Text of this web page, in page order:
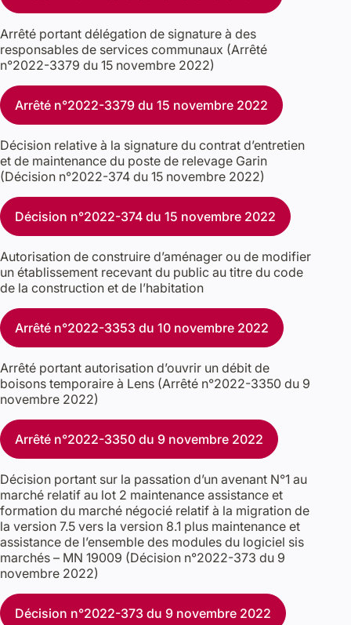
Arrêté portant délégation de signature à des
responsables de services communaux (Arrêté
n°2022-3379 du 15 novembre 2022)
Arrêté n°2022-3379 du 15 novembre 2022
Décision relative à la signature du contrat d’entretien
et de maintenance du poste de relevage Garin
(Décision n°2022-374 du 15 novembre 2022)
Décision n°2022-374 du 15 novembre 2022
Autorisation de construire d’aménager ou de modifier
un établissement recevant du public au titre du code
de la construction et de l’habitation
Arrêté n°2022-3353 du 10 novembre 2022
Arrêté portant autorisation d’ouvrir un débit de
boisons temporaire à Lens (Arrêté n°2022-3350 du 9
novembre 2022)
Arrêté n°2022-3350 du 9 novembre 2022
Décision portant sur la passation d’un avenant N°1 au
marché relatif au lot 2 maintenance assistance et
formation du marché négocié relatif à la migration de
la version 7.5 vers la version 8.1 plus maintenance et
assistance de l’ensemble des modules du logiciel sis
marchés – MN 19009 (Décision n°2022-373 du 9
novembre 2022)
Décision n°2022-373 du 9 novembre 2022